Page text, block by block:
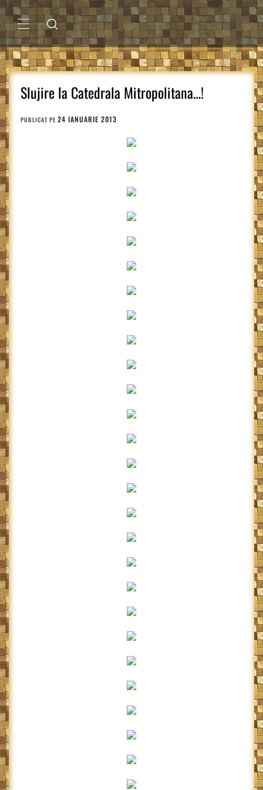
Sari
la
conținutMENIU
PRINCIPAL
Slujire la Catedrala Mitropolitana…!
PUBLICAT PE 24 IANUARIE 2013